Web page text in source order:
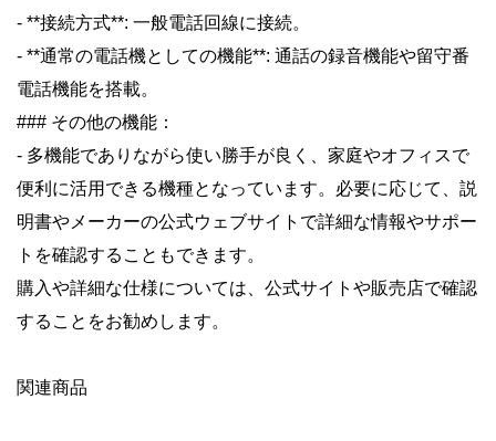
- **接続方式**: 一般電話回線に接続。
- **通常の電話機としての機能**: 通話の録音機能や留守番
電話機能を搭載。
### その他の機能：
- 多機能でありながら使い勝手が良く、家庭やオフィスで
便利に活用できる機種となっています。必要に応じて、説
明書やメーカーの公式ウェブサイトで詳細な情報やサポー
トを確認することもできます。
購入や詳細な仕様については、公式サイトや販売店で確認
することをお勧めします。
関連商品